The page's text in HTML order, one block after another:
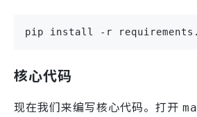
pip install -r
核心代码
现在我们来编写核心代码。打开